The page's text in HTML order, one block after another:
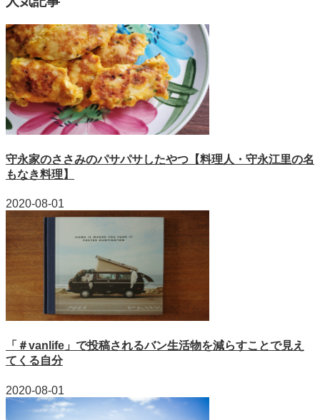
守永家のささみのパサパサしたやつ【料理人・守永江里の名
もなき料理】
2020-08-01
「＃vanlife」で投稿されるバン生活物を減らすことで見え
てくる自分
2020-08-01